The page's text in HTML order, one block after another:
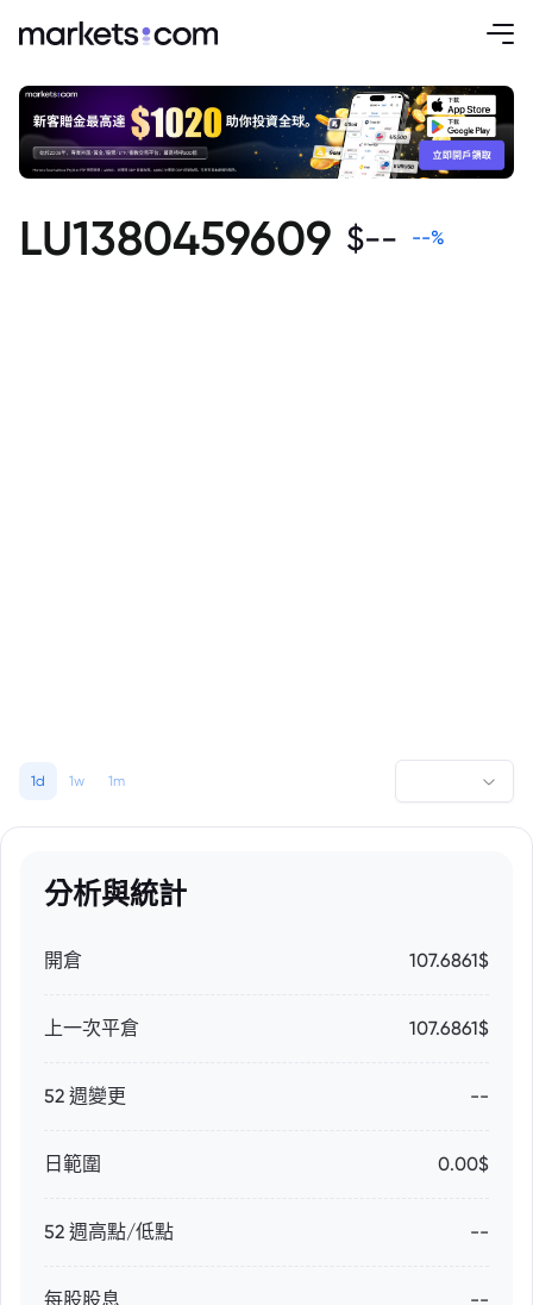
LU1380459609 $-- --%
1d 1w 1m
分析與統計
開倉 107.6861$
上一次平倉 107.6861$
52 週變更 --
日範圍 0.00$
52 週高點/低點 --
每股股息 --